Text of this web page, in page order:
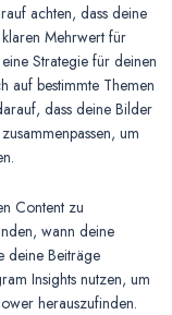
achten, dass deine
Mehrwert für
Strategie für deinen
auf bestimmte Themen
dass deine Bilder
um
Content zu
wann deine
deine Beiträge
Insights nutzen, um
herauszufinden.